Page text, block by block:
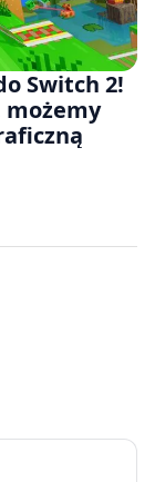
Switch 2!
możemy